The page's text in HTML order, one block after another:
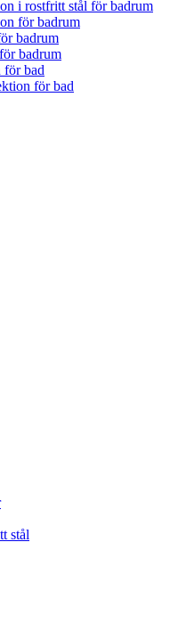
i rostfritt stål för badrum
för badrum
badrum
badrum
för bad
för bad
stål